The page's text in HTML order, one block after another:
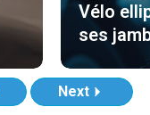
Vélo
ses
Next